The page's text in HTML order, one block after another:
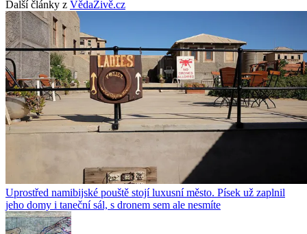
Další články z VědaŽivě.cz
Uprostřed namibijské pouště stojí luxusní město. Písek už zaplnil
jeho domy i taneční sál, s dronem sem ale nesmíte